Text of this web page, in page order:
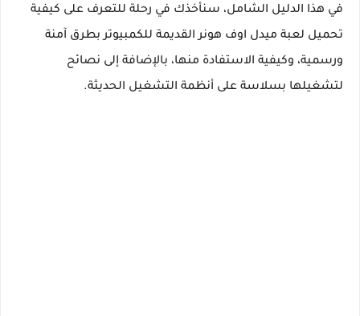
في هذا الدليل الشامل، سنأخذك في رحلة للتعرف على كيفية
تحميل لعبة ميدل اوف هونر القديمة للكمبيوتر بطرق آمنة
ورسمية، وكيفية الاستفادة منها، بالإضافة إلى نصائح
لتشغيلها بسلاسة على أنظمة التشغيل الحديثة.